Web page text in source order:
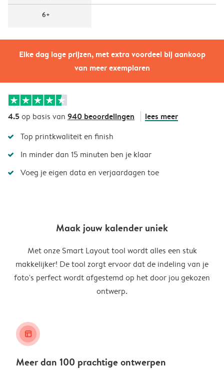
Elke dag lage prijzen, met extra voordeel bij aankoop
van meer exemplaren
6+
4.5op basis van 940 beoordelingen lees meer
Top printkwaliteit en finish
In minder dan 15 minuten ben je klaar
Voeg je eigen data en verjaardagen toe
Maak jouw kalender uniek
Met onze Smart Layout tool wordt alles een stuk
makkelijker! De tool zorgt ervoor dat de indeling van je
foto's perfect wordt afgestemd op het door jou gekozen
ontwerp.
layout_alt
Meer dan 100 prachtige ontwerpen